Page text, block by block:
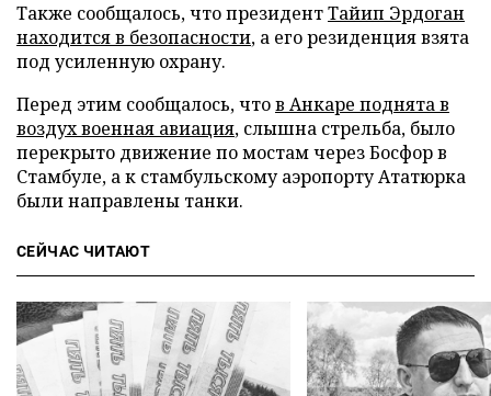
Также сообщалось, что президентТайип Эрдоган
находится в безопасности, а его резиденция взята
под усиленную охрану.
Перед этим сообщалось, чтов Анкаре поднята в
воздух военная авиация, слышна стрельба, было
перекрыто движение по мостам через Босфор в
Стамбуле, а к стамбульскому аэропорту Ататюрка
были направлены танки.
СЕЙЧАС ЧИТАЮТ